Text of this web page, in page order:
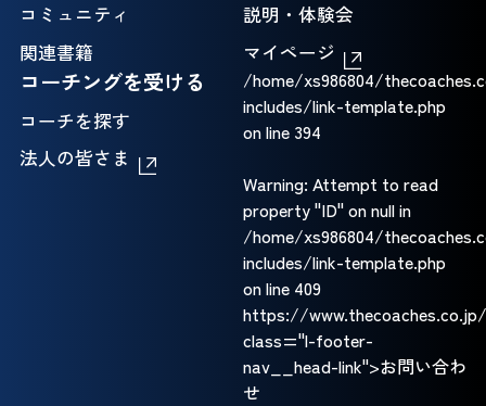
コミュニティ
関連書籍
説明・体験会
マイページ
コーチングを受ける
コーチを探す
法人の皆さま
/home/xs986804/
includes/link-template.php
on line 394
Warning: Attempt to read
property "ID" on null in
/home/xs986804/
includes/link-template.php
on line 409
https://
class="l-footer-
nav__head-link">お問い合わ
せ